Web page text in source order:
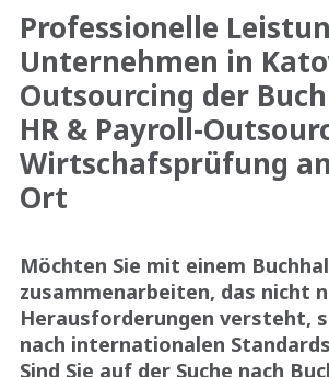
Professionelle
Unternehmen in
Outsourcing der
HR & Payroll-
Wirtschafsprüfung
Ort
Möchten Sie mit einem
zusammenarbeiten, das nicht
Herausforderungen versteht,
nach internationalen
Sind Sie auf der Suche nach